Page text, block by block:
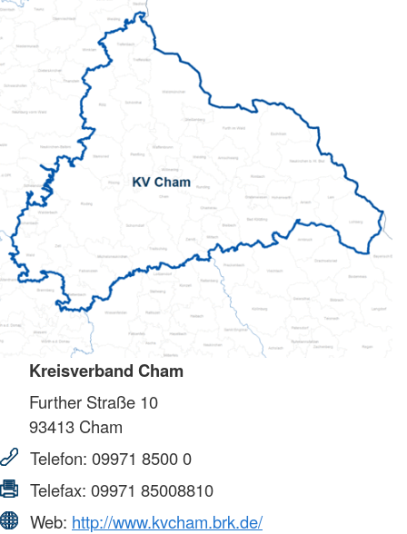
Kreisverband Cham
Further Straße 10
93413 Cham
Telefon: 09971 8500 0
Telefax: 09971 85008810
Web: http://www.kvcham.brk.de/